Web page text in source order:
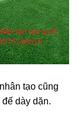
tạo cũng
dày dặn.